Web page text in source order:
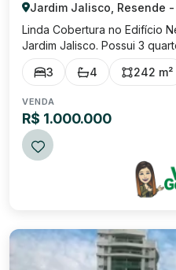
Jardim Jalisco, Resende -
Linda Cobertura no Edifício
Jardim Jalisco. Possui 3
master com closet e
escritório. No piso superior
3 4 242 m²
VENDA
R$ 1.000.000